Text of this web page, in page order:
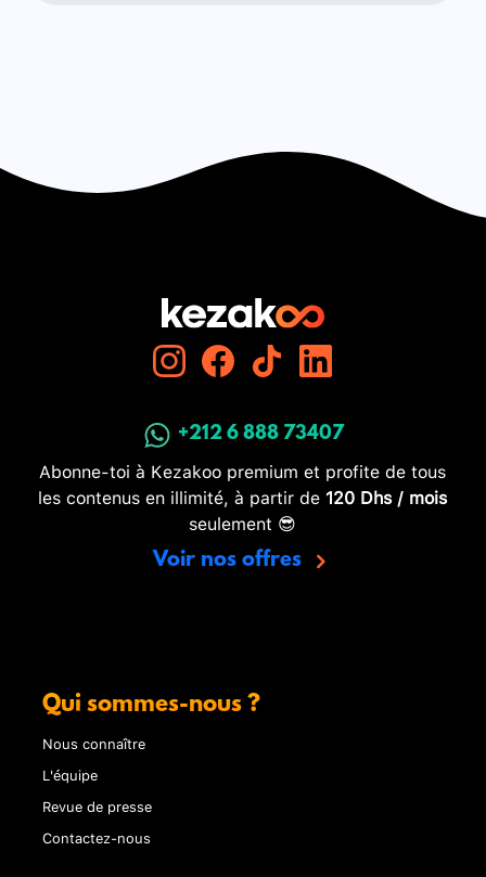
+212 6 888 73407
Abonne-toi à Kezakoo premium et profite de tous
les contenus en illimité, à partir de 120 Dhs / mois
seulement 😎
Voir nos offres
Qui sommes-nous ?
Nous connaître
L'équipe
Revue de presse
Contactez-nous